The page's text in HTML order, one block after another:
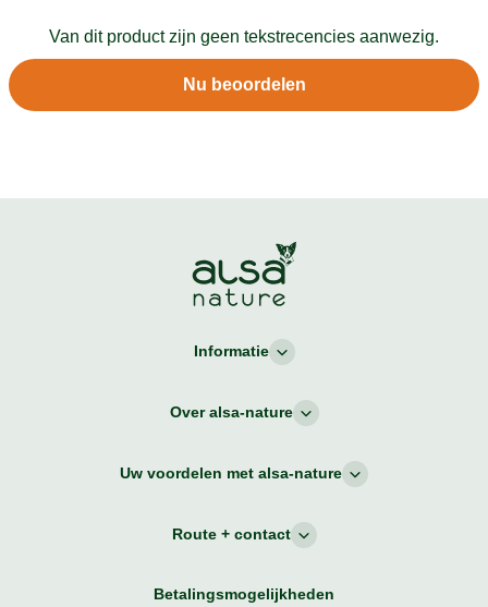
Van dit product zijn geen tekstrecencies aanwezig.
Nu beoordelen
Informatie
Over alsa-nature
Uw voordelen met alsa-nature
Route + contact
Betalingsmogelijkheden